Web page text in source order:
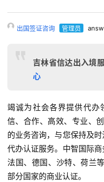
出国签证咨询 管理员
吉林省信达出入境
心
竭诚为社会各界提供代办
信、合作、高效、专业、
的业务咨询，与您保持及
代办认证服务。中智国际商
法国、德国、沙特、荷兰
部分国家的商业认证。